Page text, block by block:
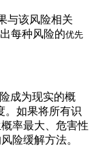
与该风险相关
每种风险的优先
成为现实的概
。如果将所有识
率最大、危害性
险缓解方法。